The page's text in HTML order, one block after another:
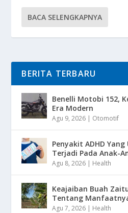
BACA SELENGKAPNYA
BERITA TERBARU
Benelli Motobi 152,
Era Modern
Agu 9, 2026 | Otomotif
Penyakit ADHD
Terjadi Pada Anak-
Agu 8, 2026 | Health
Keajaiban Buah
Tentang
Agu 7, 2026 | Health